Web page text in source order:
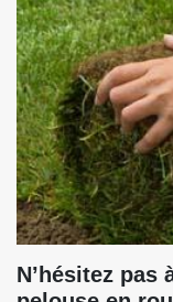
N’hésitez pas